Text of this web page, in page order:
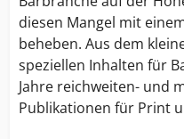
diesen Mangel mit
beheben. Aus dem
speziellen Inhalten für
Jahre reichweiten- und
Publikationen für Print